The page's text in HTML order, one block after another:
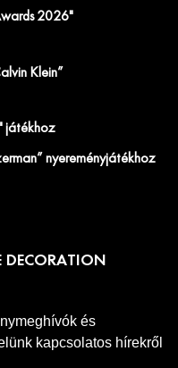
2026"
Klein”
játékhoz
nyereményjátékhoz
DECORATION
és
kapcsolatos hírekről